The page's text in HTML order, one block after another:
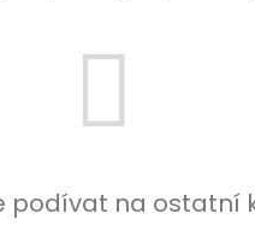
podívat na ostatní